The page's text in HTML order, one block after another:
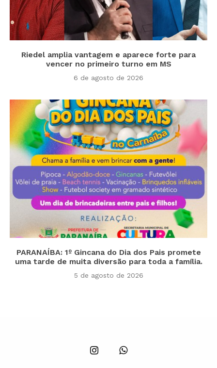
Riedel amplia vantagem e aparece forte para
vencer no primeiro turno em MS
6 de agosto de 2026
PARANAÍBA: 1º Gincana do Dia dos Pais promete
uma tarde de muita diversão para toda a família.
5 de agosto de 2026